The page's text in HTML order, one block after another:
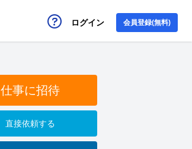
ログイン 会員登録(無料)
仕事に招待
直接依頼する